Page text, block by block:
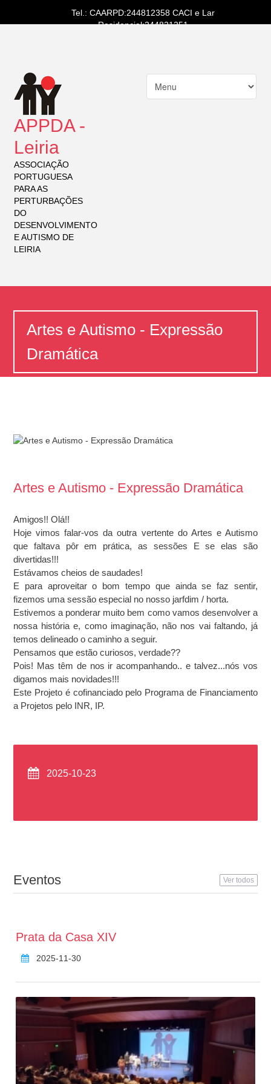
Tel.: CAARPD:244812358 CACI e Lar
Residencial:244821251
APPDA -
Leiria
ASSOCIAÇÃO
PORTUGUESA
PARA AS
PERTURBAÇÕES
DO
DESENVOLVIMENTO
E AUTISMO DE
LEIRIA
Artes e Autismo - Expressão
Dramática
Artes e Autismo - Expressão Dramática
Amigos!! Olá!!
Hoje vimos falar-vos da outra vertente do Artes e Autismo
que faltava pôr em prática, as sessões E se elas são
divertidas!!!
Estávamos cheios de saudades!
E para aproveitar o bom tempo que ainda se faz sentir,
fizemos uma sessão especial no nosso jarfdim / horta.
Estivemos a ponderar muito bem como vamos desenvolver a
nossa história e, como imaginação, não nos vai faltando, já
temos delineado o caminho a seguir.
Pensamos que estão curiosos, verdade??
Pois! Mas têm de nos ir acompanhando.. e talvez...nós vos
digamos mais novidades!!!
Este Projeto é cofinanciado pelo Programa de Financiamento
a Projetos pelo INR, IP.
2025-10-23
Eventos Ver todos
Prata da Casa XIV
2025-11-30